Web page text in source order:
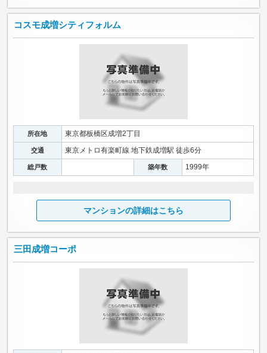
コスモ成増シティフォルム
所在地 東京都板橋区成増2丁目
交通 東京メトロ有楽町線 地下鉄成増駅 徒歩6分
総戸数 築年数 1999年
マンションの詳細はこちら
三田成増コーポ